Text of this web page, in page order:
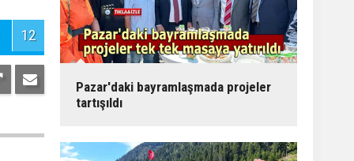
12
Pazar'daki bayramlaşmada projeler
tartışıldı